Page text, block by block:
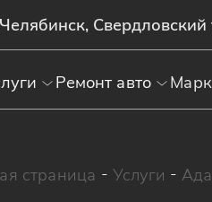
Челябинск, Свердловский
Ремонт авто
страница - Услуги -